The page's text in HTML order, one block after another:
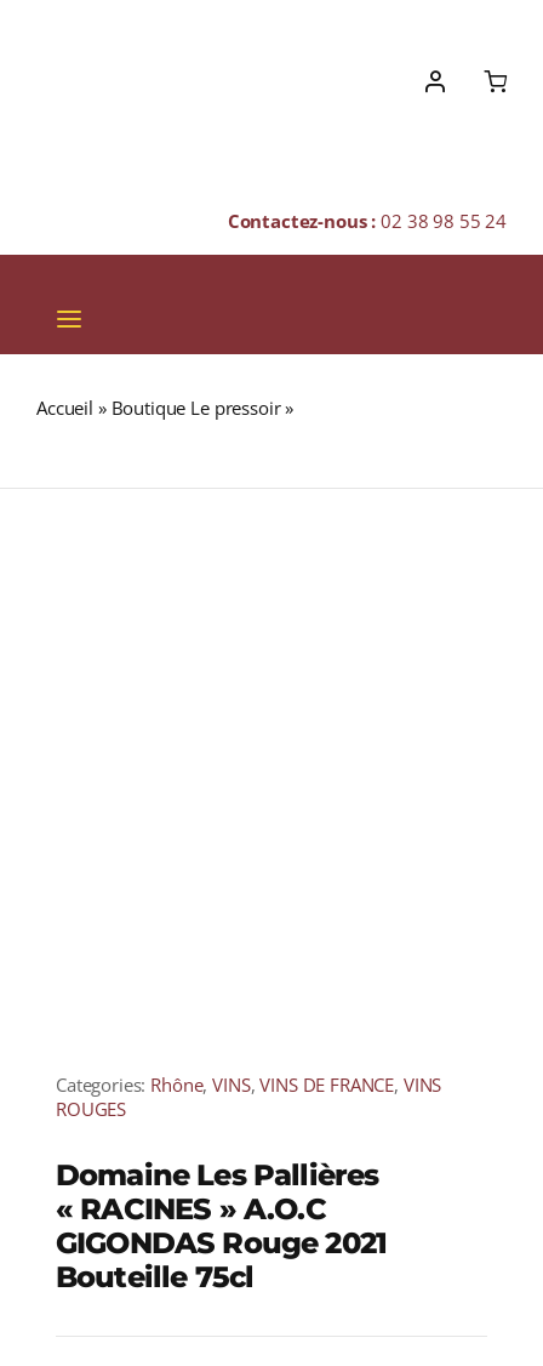
Contactez-nous :02 38 98 55 24
Toggle
Navigation
SPIRITUEUX
Accueil » Boutique Le pressoir»
Categories: Rhône,VINS,VINS DE FRANCE, VINS
ROUGES
Domaine Les Pallières
« RACINES » A.O.C
GIGONDAS Rouge 2021
Bouteille 75cl